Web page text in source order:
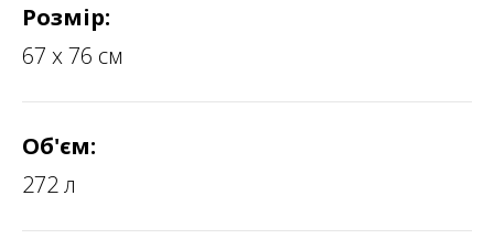
Розмір:
67 х 76 см
Об'єм:
272 л